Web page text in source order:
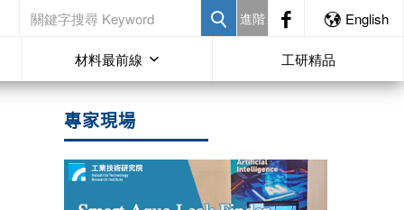
進階 English
材料最前線 工研精品
專家現場